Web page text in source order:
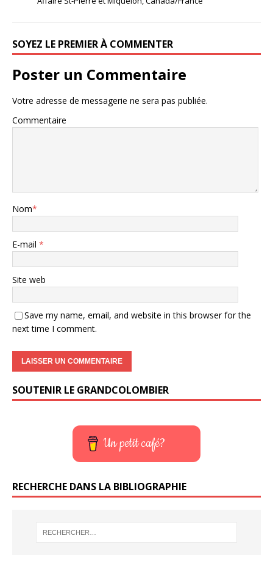
SOYEZ LE PREMIER À COMMENTER
Poster un Commentaire
Votre adresse de messagerie ne sera pas publiée.
Commentaire
Nom*
E-mail *
Site web
Save my name, email, and website in this browser for the
next time I comment.
SOUTENIR LE GRANDCOLOMBIER
Un petit café?
RECHERCHE DANS LA BIBLIOGRAPHIE